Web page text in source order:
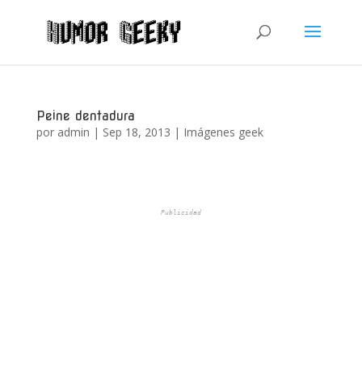
Peine dentadura
por admin | Sep 18, 2013 | Imágenes geek
Publicidad